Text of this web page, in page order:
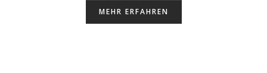
MEHR ERFAHREN